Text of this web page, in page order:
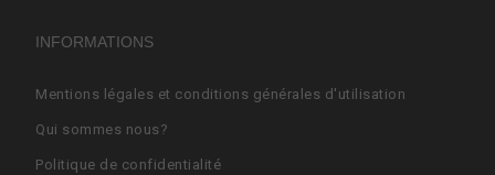
INFORMATIONS
Mentions légales et conditions générales d'utilisation
Qui sommes nous?
Politique de confidentialité